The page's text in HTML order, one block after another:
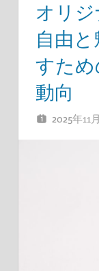
オリ
自由
すた
動向
2025年11